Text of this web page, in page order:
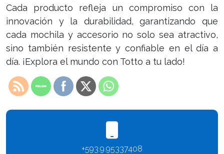
Cada producto refleja un compromiso con la
innovación y la durabilidad, garantizando que
cada mochila y accesorio no solo sea atractivo,
sino también resistente y confiable en el día a
día. ¡Explora el mundo con Totto a tu lado!
+593.9.95337408